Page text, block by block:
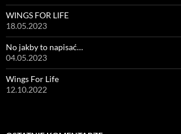
WINGS FOR LIFE
18.05.2023
No jakby to napisać…
04.05.2023
Wings For Life
12.10.2022